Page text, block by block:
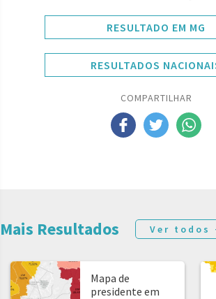
RESULTADO EM MG
RESULTADOS
COMPARTILHAR
Mais Resultados Ver todos
Mapa de
presidente em